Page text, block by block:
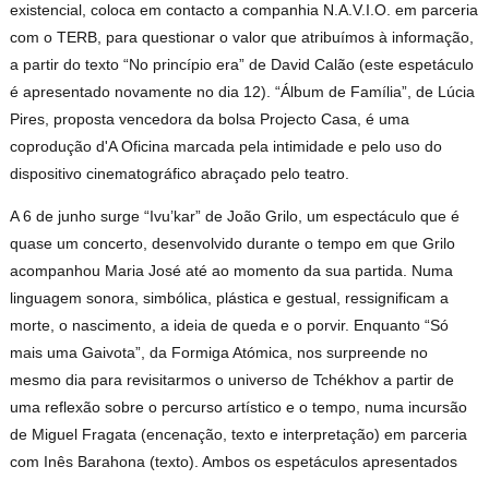
existencial, coloca em contacto a companhia N.A.V.I.O. em parceria
com o TERB, para questionar o valor que atribuímos à informação,
a partir do texto “No princípio era” de David Calão (este espetáculo
é apresentado novamente no dia 12). “Álbum de Família”, de Lúcia
Pires, proposta vencedora da bolsa Projecto Casa, é uma
coprodução d'A Oficina marcada pela intimidade e pelo uso do
dispositivo cinematográfico abraçado pelo teatro.
A 6 de junho surge “Ivu’kar” de João Grilo, um espectáculo que é
quase um concerto, desenvolvido durante o tempo em que Grilo
acompanhou Maria José até ao momento da sua partida. Numa
linguagem sonora, simbólica, plástica e gestual, ressignificam a
morte, o nascimento, a ideia de queda e o porvir. Enquanto “Só
mais uma Gaivota”, da Formiga Atómica, nos surpreende no
mesmo dia para revisitarmos o universo de Tchékhov a partir de
uma reflexão sobre o percurso artístico e o tempo, numa incursão
de Miguel Fragata (encenação, texto e interpretação) em parceria
com Inês Barahona (texto). Ambos os espetáculos apresentados